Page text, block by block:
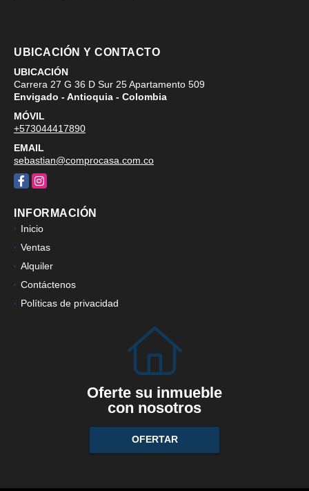
UBICACIÓN Y CONTACTO
UBICACIÓN
Carrera 27 G 36 D Sur 25 Apartamento 509
Envigado - Antioquia - Colombia
MÓVIL
+573044417890
EMAIL
sebastian@comprocasa.com.co
FacebookInstagram
INFORMACIÓN
Inicio
Ventas
Alquiler
Contáctenos
Políticas de privacidad
Oferte su inmueble
con nosotros
OFERTAR